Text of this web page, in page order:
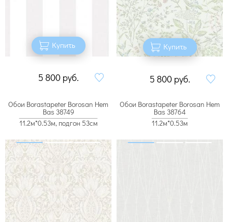
Купить
5 800 руб.
Купить
5 800 руб.
Обои Borastapeter Borosan Hem
Bas 38749
11.2м*0.53м, подгон 53см
Обои Borastapeter Borosan Hem
Bas 38764
11.2м*0.53м